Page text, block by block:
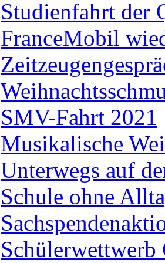
Studienfahrt der
FranceMobil
SMV-Fahrt 2021
Musikalische
Unterwegs auf
Schule ohne
Schülerwettwerb